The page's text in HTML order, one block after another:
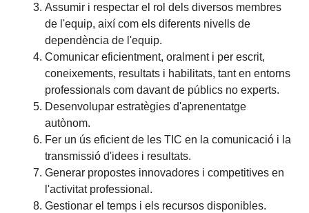
Assumir i respectar el rol dels diversos membres
de l'equip, així com els diferents nivells de
dependència de l'equip.
Comunicar eficientment, oralment i per escrit,
coneixements, resultats i habilitats, tant en entorns
professionals com davant de públics no experts.
Desenvolupar estratègies d'aprenentatge
autònom.
Fer un ús eficient de les TIC en la comunicació i la
transmissió d'idees i resultats.
Generar propostes innovadores i competitives en
l'activitat professional.
Gestionar el temps i els recursos disponibles.